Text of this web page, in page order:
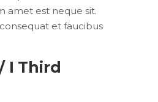
amet est neque sit.
et faucibus
I Third